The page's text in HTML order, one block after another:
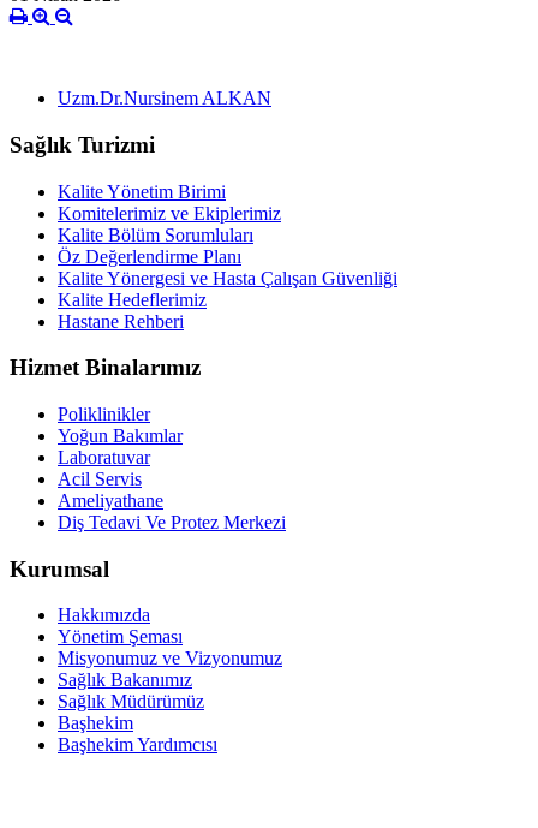
Uzm.Dr.Nursinem ALKAN
Sağlık Turizmi
Kalite Yönetim Birimi
Komitelerimiz ve Ekiplerimiz
Kalite Bölüm Sorumluları
Öz Değerlendirme Planı
Kalite Yönergesi ve Hasta Çalışan Güvenliği
Kalite Hedeflerimiz
Hastane Rehberi
Hizmet Binalarımız
Poliklinikler
Yoğun Bakımlar
Laboratuvar
Acil Servis
Ameliyathane
Diş Tedavi Ve Protez Merkezi
Kurumsal
Hakkımızda
Yönetim Şeması
Misyonumuz ve Vizyonumuz
Sağlık Bakanımız
Sağlık Müdürümüz
Başhekim
Başhekim Yardımcısı